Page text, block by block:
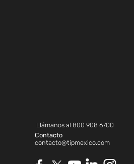
Llámanos al 800 908 6700
Contacto
contacto@tipmexico.com